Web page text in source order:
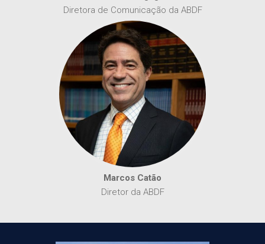
Diretora de Comunicação da ABDF
Marcos Catão
Diretor da ABDF